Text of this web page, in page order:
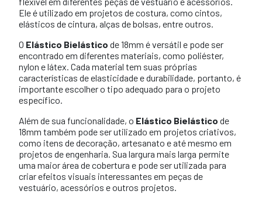
Ele é utilizado em projetos de costura, como cintos,
elásticos de cintura, alças de bolsas, entre outros.
O Elástico Bielástico de 18mm é versátil e pode ser
encontrado em diferentes materiais, como poliéster,
nylon e látex. Cada material tem suas próprias
características de elasticidade e durabilidade, portanto, é
importante escolher o tipo adequado para o projeto
específico.
Além de sua funcionalidade, o Elástico Bielástico de
18mm também pode ser utilizado em projetos criativos,
como itens de decoração, artesanato e até mesmo em
projetos de engenharia. Sua largura mais larga permite
uma maior área de cobertura e pode ser utilizada para
criar efeitos visuais interessantes em peças de
vestuário, acessórios e outros projetos.